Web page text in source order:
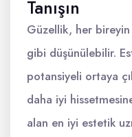
Tanışın
Güzellik, her bireyin
gibi düşünülebilir.
potansiyeli ortaya
daha iyi
alan en iyi estetik